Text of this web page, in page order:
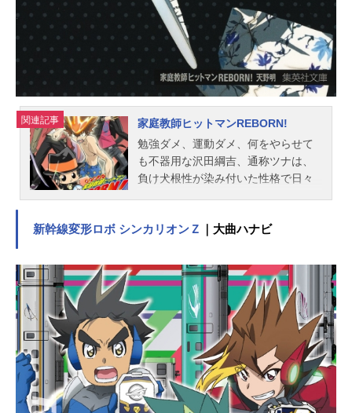
たいと願うが、あえなくボンドルド
の実験に利用されてしまう。しか
し、プルシュカは形を変えリコの白
笛とな...
関連記事
家庭教師ヒットマンREBORN!
勉強ダメ、運動ダメ、何をやらせて
も不器用な沢田綱吉、通称ツナは、
負け犬根性が染み付いた性格で日々
な家庭教師がやってくる。彼の名は
だと言うリボーンに突然額を撃たれ
たツナは、5分間だけ普段からは考え
られない身体能力と行動力を発揮し
た。元に戻り驚くツナに、彼はツナ
をマフィアのボスに育て上げるため
にイタリアから来たのだと告げる。
それが、無茶苦茶危険で無茶苦茶に
ぎやかな日々の始まりだった。作品
名家庭教師ヒットマンREBORN!放送
新幹線変形ロボ シンカリオンＺ ｜大曲ハナビ